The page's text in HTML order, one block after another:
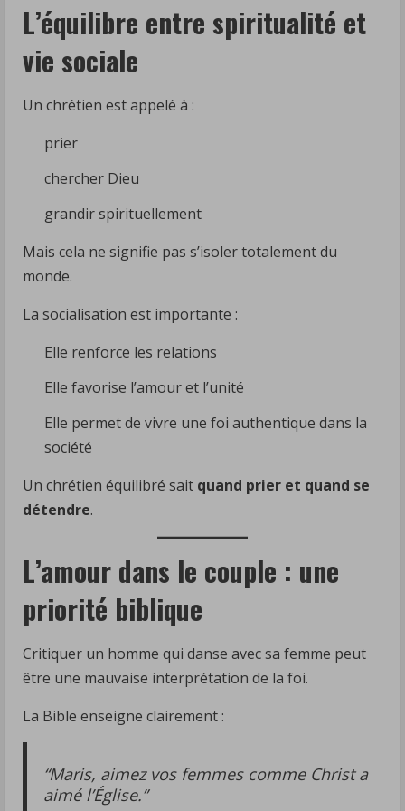
L’équilibre entre spiritualité et
vie sociale
Un chrétien est appelé à :
prier
chercher Dieu
grandir spirituellement
Mais cela ne signifie pas s’isoler totalement du
monde.
La socialisation est importante :
Elle renforce les relations
Elle favorise l’amour et l’unité
Elle permet de vivre une foi authentique dans la
société
Un chrétien équilibré sait quand prier et quand se
détendre.
L’amour dans le couple : une
priorité biblique
Critiquer un homme qui danse avec sa femme peut
être une mauvaise interprétation de la foi.
La Bible enseigne clairement :
“Maris, aimez vos femmes comme Christ a
aimé l’Église.”